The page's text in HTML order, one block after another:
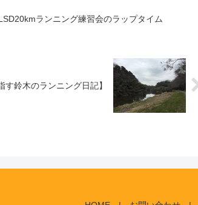
ランニング練習会のラップタイム
鈴木のランニング日記】